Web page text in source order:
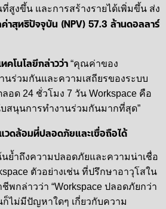
สูงขึ้น และการสร้างรายได้เพิ่มขึ้น ส่ง
าสุทธิปัจจุบัน (NPV) 57.3 ล้านดอลลาร์
คโนโลยีกล่าวว่า “คุณค่าของ
นร่วมกันและความเสถียรของระบบ
อด 24 ชั่วโมง 7 วัน Workspace คือ
สนุนการทำงานร่วมกันมากที่สุด”
วดล้อมที่ปลอดภัยและเชื่อถือได้
ย้ำถึงความปลอดภัยและความน่าเชื่อ
ตัวอย่างเช่น ที่ปรึกษาอาวุโสใน
พกล่าวว่า “Workspace ปลอดภัยกว่า
ไม่มีปัญหาใดๆ เกี่ยวกับความ